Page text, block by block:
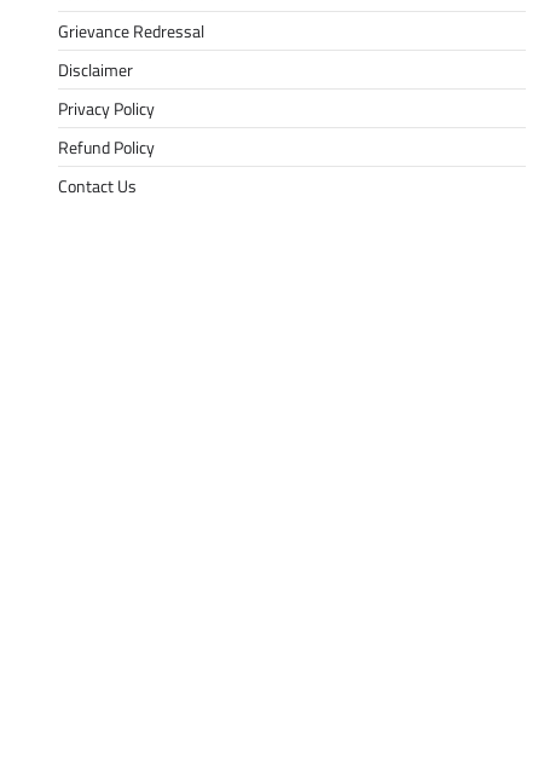
Grievance Redressal
Disclaimer
Privacy Policy
Refund Policy
Contact Us